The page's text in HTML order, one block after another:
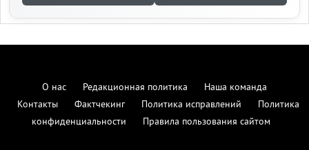
О нас Редакционная политика
Наша команда
Контакты
Фактчекинг Политика исправлений
Политика
конфиденциальности
Правила пользования сайтом